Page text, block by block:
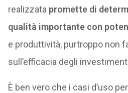
realizzata promette di
qualità importante con
e produttività, purtroppo non
sull’efficacia degli
È ben vero che i casi d’uso